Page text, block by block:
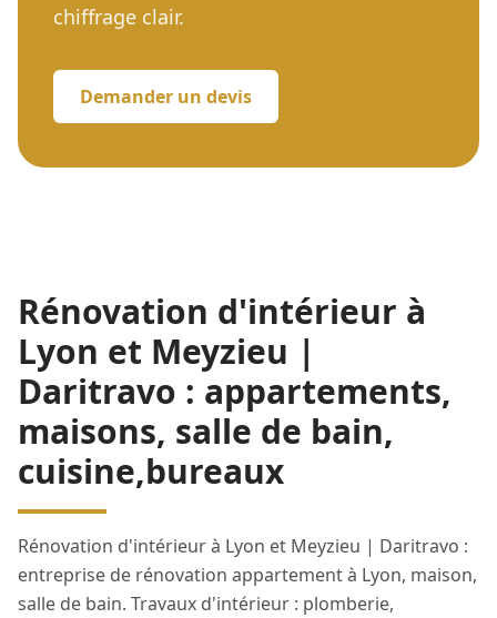
chiffrage clair.
Demander un devis
Rénovation d'intérieur à
Lyon et Meyzieu |
Daritravo : appartements,
maisons, salle de bain,
cuisine,bureaux
Rénovation d'intérieur à Lyon et Meyzieu | Daritravo :
entreprise de rénovation appartement à Lyon, maison,
salle de bain. Travaux d'intérieur : plomberie,